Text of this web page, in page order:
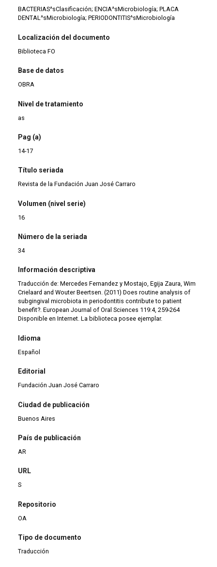
BACTERIAS^sClasificación; ENCIA^sMicrobiología; PLACA
DENTAL^sMicrobiología; PERIODONTITIS^sMicrobiología
Localización del documento
Biblioteca FO
Base de datos
OBRA
Nivel de tratamiento
as
Pag (a)
14-17
Título seriada
Revista de la Fundación Juan José Carraro
Volumen (nivel serie)
16
Número de la seriada
34
Información descriptiva
Traducción de: Mercedes Fernandez y Mostajo, Egija Zaura, Wim
Crielaard and Wouter Beertsen. (2011) Does routine analysis of
subgingival microbiota in periodontitis contribute to patient
benefit?. European Journal of Oral Sciences 119:4, 259-264
Disponible en Internet. La biblioteca posee ejemplar.
Idioma
Español
Editorial
Fundación Juan José Carraro
Ciudad de publicación
Buenos Aires
País de publicación
AR
URL
S
Repositorio
OA
Tipo de documento
Traducción